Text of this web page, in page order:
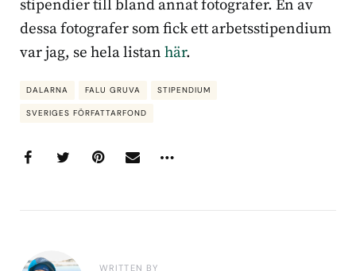
stipendier till bland annat fotografer. En av
dessa fotografer som fick ett arbetsstipendium
var jag, se hela listan här.
DALARNA FALU GRUVA STIPENDIUM
SVERIGES FÖRFATTARFOND
WRITTEN BY